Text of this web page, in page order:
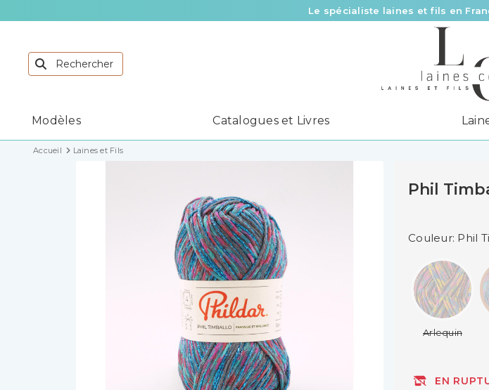
Le spécialiste laines et fils en
Des fils de qualité à tous les
Livraison offerte à
Modèles Catalogues et Livres
Accueil Laines et Fils
Phil
Couleur: Phil
Arlequin
EN